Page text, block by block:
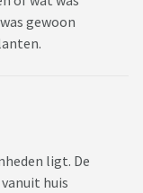
gewoon
ligt. De
huis